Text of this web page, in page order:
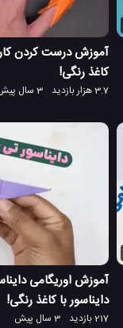
آموزش درست کردن
کاغذ رنگی!
3.7 هزار بازدید 3 سال پیش
آموزش اوریگامی
دایناسور با کاغذ رنگی!
217 بازدید 3 سال پیش